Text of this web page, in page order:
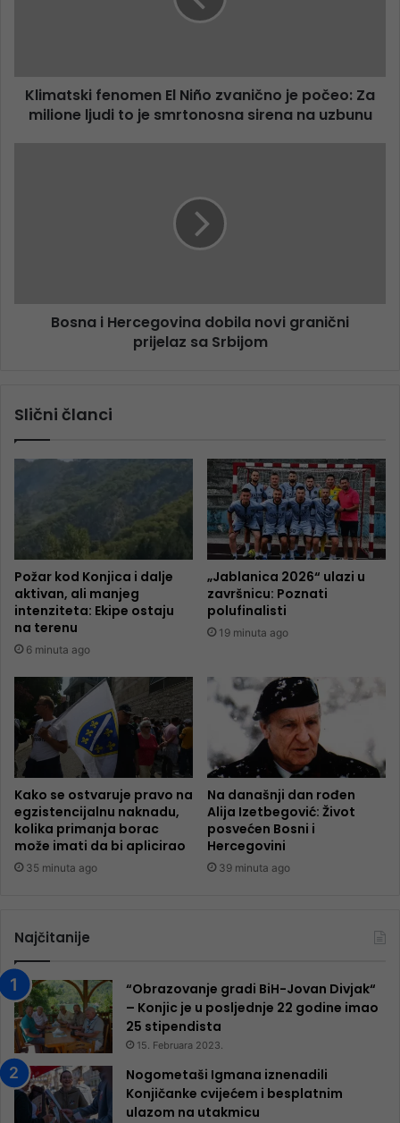
Klimatski fenomen El Niño zvanično je počeo: Za
milione ljudi to je smrtonosna sirena na uzbunu
Bosna i Hercegovina dobila novi granični
prijelaz sa Srbijom
Slični članci
Požar kod Konjica i dalje
aktivan, ali manjeg
intenziteta: Ekipe ostaju
na terenu
6 minuta ago
„Jablanica 2026“ ulazi u
završnicu: Poznati
polufinalisti
19 minuta ago
Kako se ostvaruje pravo na
egzistencijalnu naknadu,
kolika primanja borac
može imati da bi aplicirao
35 minuta ago
Na današnji dan rođen
Alija Izetbegović: Život
posvećen Bosni i
Hercegovini
39 minuta ago
Najčitanije
“Obrazovanje gradi BiH-Jovan Divjak“
– Konjic je u posljednje 22 godine imao
25 ​​stipendista
15. Februara 2023.
Nogometaši Igmana iznenadili
Konjičanke cvijećem i besplatnim
ulazom na utakmicu